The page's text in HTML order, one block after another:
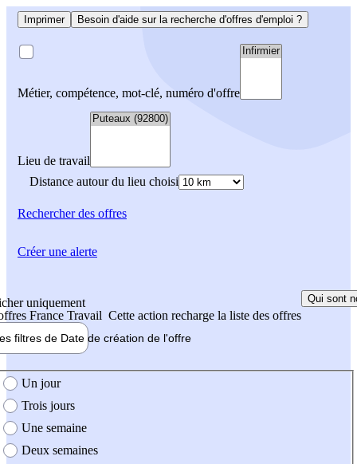
Imprimer Besoin d'aide sur la recherche d'offres d'emploi ?
Métier, compétence, mot-clé, numéro d'offre
Lieu de travail
Distance autour du lieu choisi
Rechercherdes offres
uniquement
France Travail Cette action recharge la liste des offres
Qui sont
filtres de Date de création de l'offre
création de l'offre
Un jour
Trois jours
Une semaine
Deux semaines
Créer une alerte